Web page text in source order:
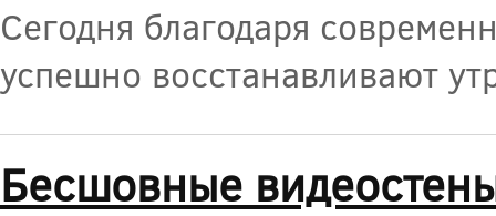
Сегодня благодаря
успешно восстанавливают
Бесшовные